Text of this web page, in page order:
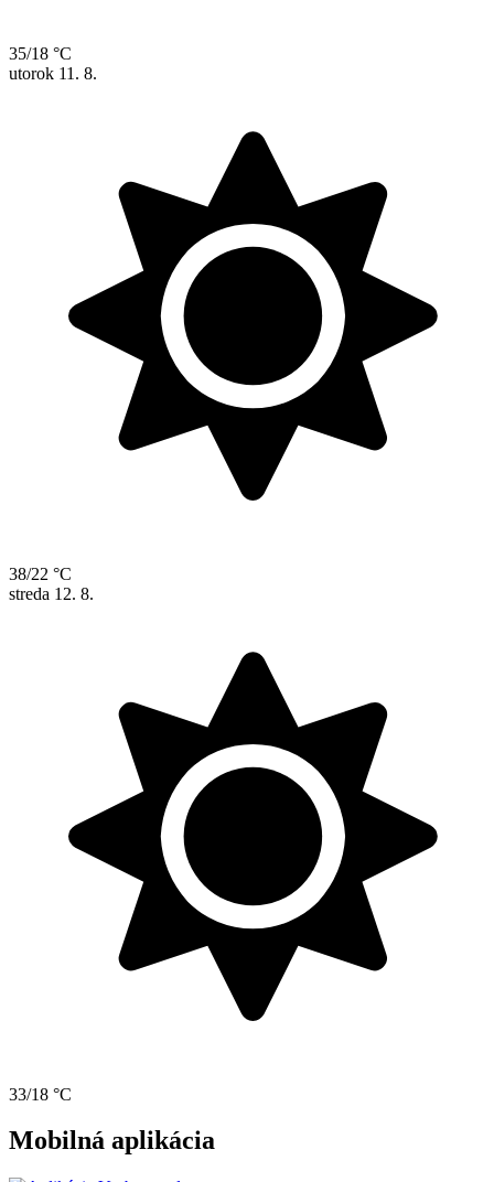
35/18 °C
utorok 11. 8.
38/22 °C
streda 12. 8.
33/18 °C
Mobilná aplikácia